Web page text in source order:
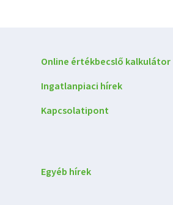
Online értékbecslő kalkulátor
Ingatlanpiaci hírek
Kapcsolatipont
Egyéb hírek